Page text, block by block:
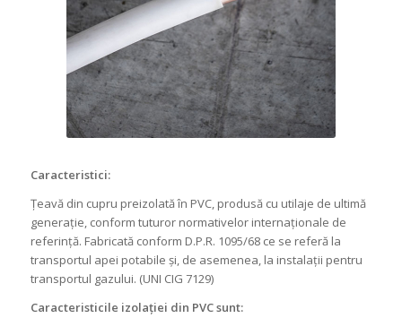
Caracteristici:
Țeavă din cupru preizolată în PVC, produsă cu utilaje de ultimă
generație, conform tuturor normativelor internaționale de
referință. Fabricată conform D.P.R. 1095/68 ce se referă la
transportul apei potabile și, de asemenea, la instalații pentru
transportul gazului. (UNI CIG 7129)
Caracteristicile izolației din PVC sunt: